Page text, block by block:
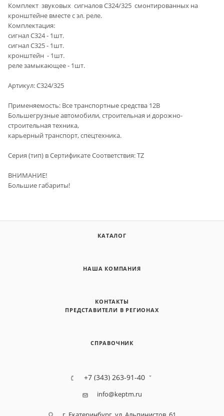
Комплект звуковых сигналов С324/325 смонтированных на
кронштейне вместе с эл. реле.
Комплектация:
сигнал С324 - 1шт.
сигнал С325 - 1шт.
кронштейн - 1шт.
реле замыкающее - 1шт.
Артикул: С324/325
Применяемость: Все транспортные средства 12В
Большегрузные автомобили, строительная и дорожно-
строительная техника,
карьерный транспорт, спецтехника.
Серия (тип) в Сертификате Cоответствия: TZ
ВНИМАНИЕ!
Большие габариты!
КАТАЛОГ
НАША КОМПАНИЯ
КОНТАКТЫ
ПРЕДСТАВИТЕЛИ В РЕГИОНАХ
СПРАВОЧНИК
+7 (343) 263-91-40
info@keptm.ru